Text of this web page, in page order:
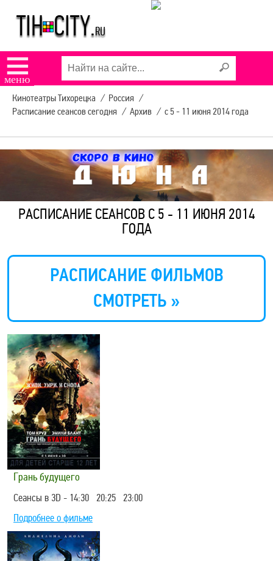
☰
меню
Кинотеатры Тихорецка / Россия /
Расписание сеансов сегодня / Архив / с 5 - 11 июня 2014 года
РАСПИСАНИЕ СЕАНСОВ С 5 - 11 ИЮНЯ 2014
ГОДА
РАСПИСАНИЕ ФИЛЬМОВ
СМОТРЕТЬ »
Грань будущего
Сеансы в 3D - 14:30 20:25 23:00
Подробнее о фильме